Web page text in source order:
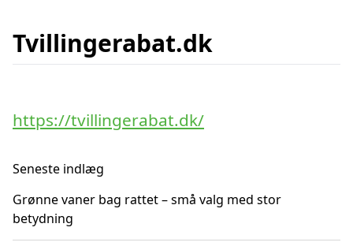
Tvillingerabat.dk
https://tvillingerabat.dk/
Seneste indlæg
Grønne vaner bag rattet – små valg med stor
betydning